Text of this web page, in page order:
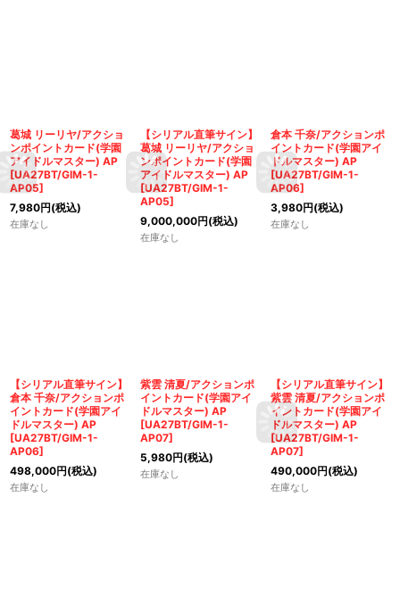
葛城 リーリヤ/アクショ
ンポイントカード(学園
アイドルマスター) AP
[UA27BT/GIM-1-
AP05]
7,980円(税込)
在庫なし
【シリアル直筆サイン】
葛城 リーリヤ/アクショ
ンポイントカード(学園
アイドルマスター) AP
[UA27BT/GIM-1-
AP05]
9,000,000円(税込)
在庫なし
倉本 千奈/アクションポ
イントカード(学園アイ
ドルマスター) AP
[UA27BT/GIM-1-
AP06]
3,980円(税込)
在庫なし
【シリアル直筆サイン】
倉本 千奈/アクションポ
イントカード(学園アイ
ドルマスター) AP
[UA27BT/GIM-1-
AP06]
498,000円(税込)
在庫なし
紫雲 清夏/アクションポ
イントカード(学園アイ
ドルマスター) AP
[UA27BT/GIM-1-
AP07]
5,980円(税込)
在庫なし
【シリアル直筆サイン】
紫雲 清夏/アクションポ
イントカード(学園アイ
ドルマスター) AP
[UA27BT/GIM-1-
AP07]
490,000円(税込)
在庫なし